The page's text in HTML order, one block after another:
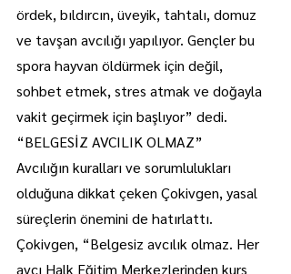
ördek, bıldırcın, üveyik, tahtalı, domuz
ve tavşan avcılığı yapılıyor. Gençler bu
spora hayvan öldürmek için değil,
sohbet etmek, stres atmak ve doğayla
vakit geçirmek için başlıyor” dedi.
“BELGESİZ AVCILIK OLMAZ”
Avcılığın kuralları ve sorumlulukları
olduğuna dikkat çeken Çokivgen, yasal
süreçlerin önemini de hatırlattı.
Çokivgen, “Belgesiz avcılık olmaz. Her
avcı Halk Eğitim Merkezlerinden kurs